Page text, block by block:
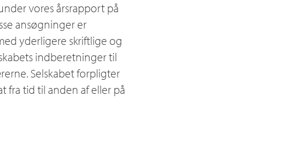
vores årsrapport på
ansøgninger er
yderligere skriftlige og
indberetninger til
Selskabet forpligter
fra tid til anden af eller på